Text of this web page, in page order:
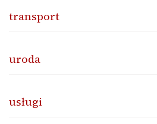
transport
uroda
usługi